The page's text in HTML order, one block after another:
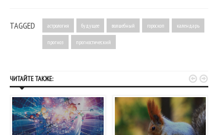
TAGGED астрология будущее волшебный гороскоп календарь
прогноз прогностический
ЧИТАЙТЕ ТАКЖЕ:  